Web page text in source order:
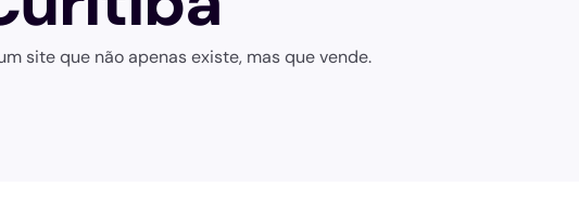
site que não apenas existe, mas que vende.